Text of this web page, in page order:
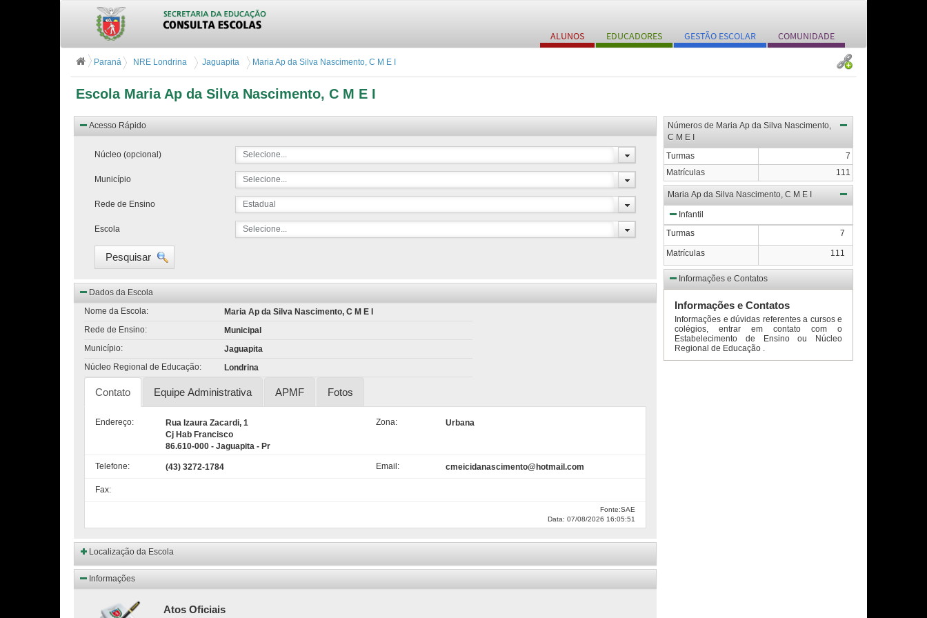
ALUNOS EDUCADORES GESTÃO ESCOLAR COMUNIDADE
Escola Maria Ap da Silva Nascimento, C M E I
Paraná NRE Londrina Jaguapita Maria Ap da Silva Nascimento, C M E I
Acesso Rápido
Núcleo (opcional) Selecione...
Município Selecione...
Rede de Ensino Estadual
Escola Selecione...
Pesquisar
Dados da Escola
Nome da Escola:
Maria Ap da Silva Nascimento, C M E I
Rede de Ensino:
Municipal
Município:
Jaguapita
Núcleo Regional de Educação:
Londrina
Contato Equipe Administrativa APMF Fotos
Endereço:
Rua Izaura Zacardi, 1
Cj Hab Francisco
86.610-000 - Jaguapita - Pr
Zona: Urbana
Telefone: (43) 3272-1784 Email: cmeicidanascimento@hotmail.com
Fax:
Fonte:SAE
Data: 07/08/2026 16:05:51
Localização da Escola
Informações
Atos Oficiais
Números de Maria Ap da Silva Nascimento,
C M E I
Turmas
7
Matrículas
111
Maria Ap da Silva Nascimento, C M E I
Infantil
Turmas
7
Matrículas 111
Informações e Contatos
Informações e Contatos
Informações e dúvidas referentes a cursos e
colégios, entrar em contato com o
Estabelecimento de Ensino ou Núcleo
Regional de Educação .